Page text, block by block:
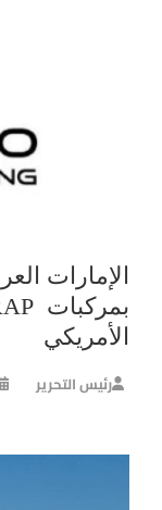
الإمارات
الأمريكي
رئيس التحرير